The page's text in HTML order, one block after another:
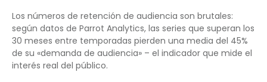
Los números de retención de audiencia son brutales:
según datos de Parrot Analytics, las series que superan los
30 meses entre temporadas pierden una media del 45%
de su «demanda de audiencia» – el indicador que mide el
interés real del público.